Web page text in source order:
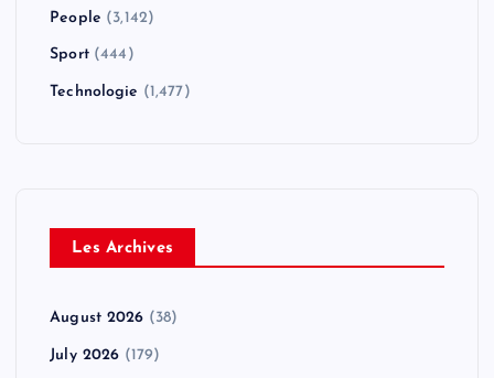
People (3,142)
Sport(444)
Technologie (1,477)
Les Archives
August 2026 (38)
July 2026 (179)